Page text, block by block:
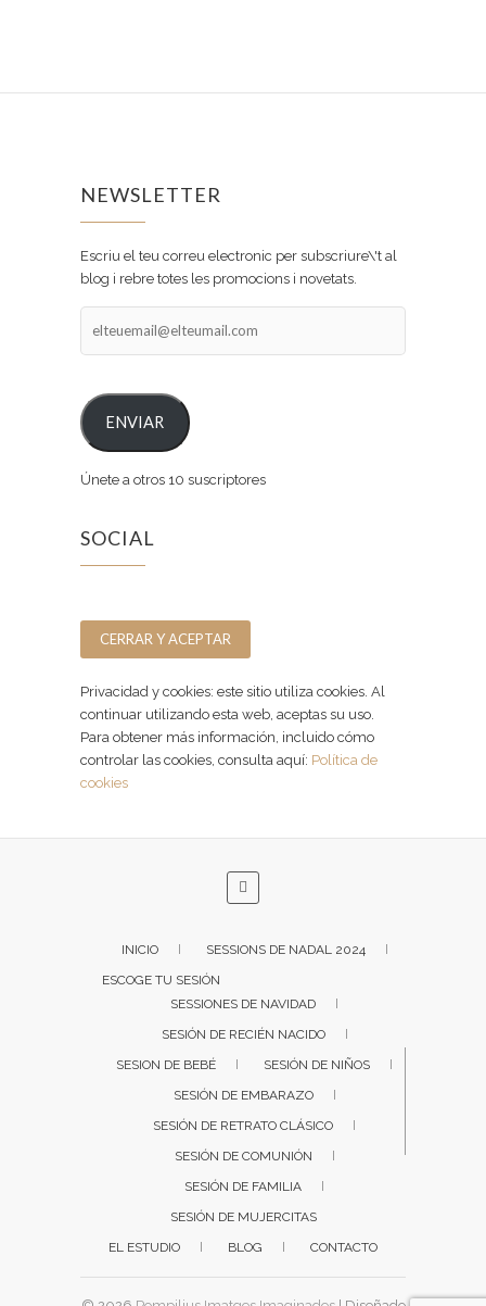
NEWSLETTER
Escriu el teu correu electronic per subscriure\'t al
blog i rebre totes les promocions i novetats.
ENVIAR
Únete a otros 10 suscriptores
SOCIAL
Privacidad y cookies: este sitio utiliza cookies. Al
continuar utilizando esta web, aceptas su uso.
Para obtener más información, incluido cómo
controlar las cookies, consulta aquí: Política de
cookies
INICIO
SESSIONS DE NADAL 2024
ESCOGE TU SESIÓN
SESSIONES DE NAVIDAD
SESIÓN DE RECIÉN NACIDO
SESION DE BEBÉ
SESIÓN DE NIÑOS
SESIÓN DE EMBARAZO
SESIÓN DE RETRATO CLÁSICO
SESIÓN DE COMUNIÓN
SESIÓN DE FAMILIA
SESIÓN DE MUJERCITAS
EL ESTUDIO
BLOG CONTACTO